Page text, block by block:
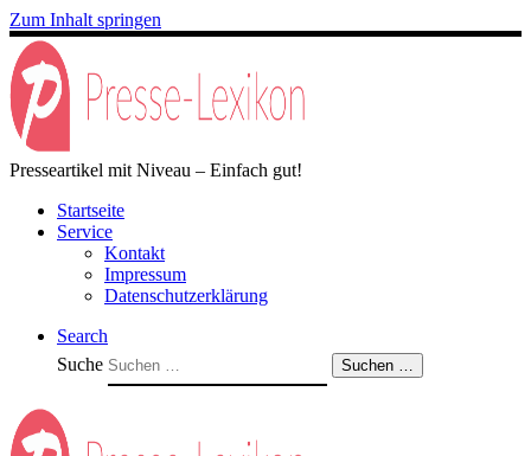
Zum Inhalt springen
Presseartikel mit Niveau – Einfach gut!
Startseite
Service
Kontakt
Impressum
Datenschutzerklärung
Search
Suche
Suchen …